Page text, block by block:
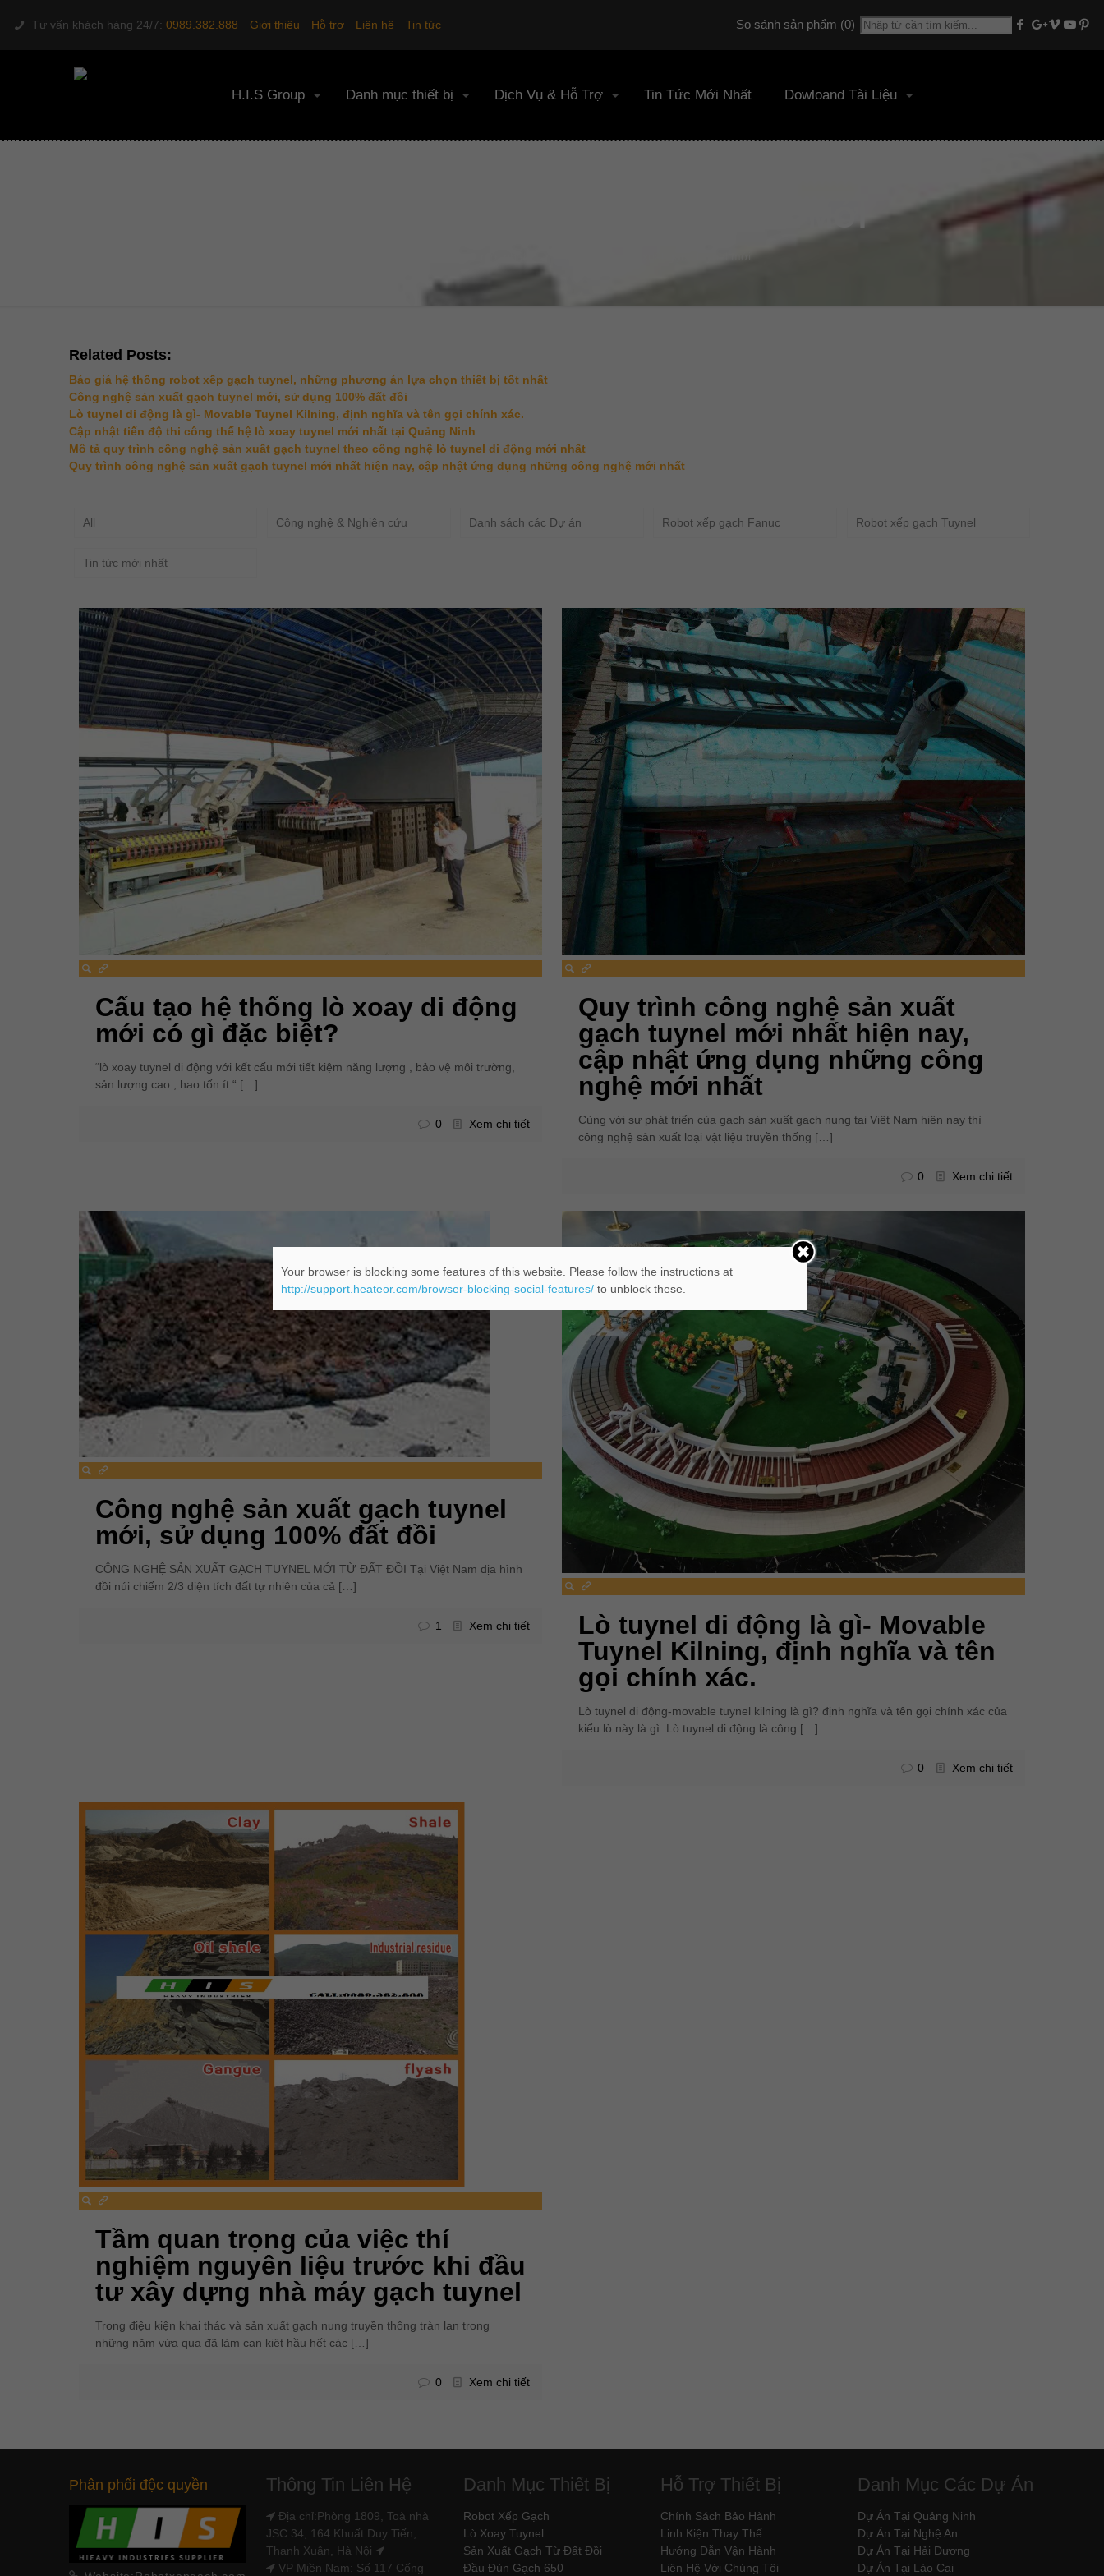
Tư vấn khách hàng 24/7:0989.382.888 Giới thiệu Hỗ trợ Liên hệ Tin tức So sánh sản phẩm (0)
H.I.S Group Danh mục thiết bị Dịch Vụ & Hỗ Trợ Tin Tức Mới Nhất Dowloand Tài Liệu
CÔNG NGHỆ SẢN XUẤT GẠCH TUYNEL MỚI
Related Posts:
Báo giá hệ thống robot xếp gạch tuynel, những phương án lựa chọn thiết bị tốt nhất
Công nghệ sản xuất gạch tuynel mới, sử dụng 100% đất đồi
Lò tuynel di động là gì- Movable Tuynel Kilning, định nghĩa và tên gọi chính xác.
Cập nhật tiến độ thi công thế hệ lò xoay tuynel mới nhất tại Quảng Ninh
Mô tả quy trình công nghệ sản xuất gạch tuynel theo công nghệ lò tuynel di động mới nhất
Quy trình công nghệ sản xuất gạch tuynel mới nhất hiện nay, cập nhật ứng dụng những công nghệ mới nhất
All Công nghệ & Nghiên cứu Danh sách các Dự án Robot xếp gạch Fanuc Robot xếp gạch Tuynel
Tin tức mới nhất
Cấu tạo hệ thống lò xoay di động
mới có gì đặc biệt?
“lò xoay tuynel di động với kết cấu mới tiết kiệm năng lượng , bảo vệ môi trường,
sản lượng cao , hao tốn ít “ […]
0 Xem chi tiết
Quy trình công nghệ sản xuất
gạch tuynel mới nhất hiện nay,
cập nhật ứng dụng những công
nghệ mới nhất
Cùng với sự phát triển của gạch sản xuất gạch nung tại Việt Nam hiện nay thì
công nghệ sản xuất loại vật liệu truyền thống […]
0 Xem chi tiết
Công nghệ sản xuất gạch tuynel
mới, sử dụng 100% đất đồi
CÔNG NGHỆ SẢN XUẤT GẠCH TUYNEL MỚI TỪ ĐẤT ĐỒI Tại Việt Nam địa hình
đồi núi chiếm 2/3 diện tích đất tự nhiên của cả […]
1 Xem chi tiết
Lò tuynel di động là gì- Movable
Tuynel Kilning, định nghĩa và tên
gọi chính xác.
Lò tuynel di động-movable tuynel kilning là gì? định nghĩa và tên gọi chính xác của
kiểu lò này là gì. Lò tuynel di động là công […]
0 Xem chi tiết
Tầm quan trọng của việc thí
nghiệm nguyên liệu trước khi đầu
tư xây dựng nhà máy gạch tuynel
Trong điệu kiện khai thác và sản xuất gạch nung truyền thông tràn lan trong
những năm vừa qua đã làm cạn kiệt hầu hết các[…]
0 Xem chi tiết
Phân phối độc quyền Thông Tin Liên Hệ
Địa chỉ:Phòng 1809, Toà nhà
JSC 34, 164 Khuất Duy Tiến,
Thanh Xuân, Hà Nội
VP Miền Nam: Số 117 Cống
Danh Mục Thiết Bị
Robot Xếp Gạch
Lò Xoay Tuynel
Sản Xuất Gạch Từ Đất Đồi
Đầu Đùn Gạch 650
Hỗ Trợ Thiết Bị
Chính Sách Bảo Hành
Linh Kiện Thay Thế
Hướng Dẫn Vận Hành
Liên Hệ Với Chúng Tôi
Danh Mục Các Dự Án
Dự Án Tại Quảng Ninh
Dự Án Tại Nghệ An
Dự Án Tại Hải Dương
Dự Án Tại Lào Cai
Your browser is blocking some features of this website. Please follow the instructions at
http://support.heateor.com/browser-blocking-social-features/to unblock these.